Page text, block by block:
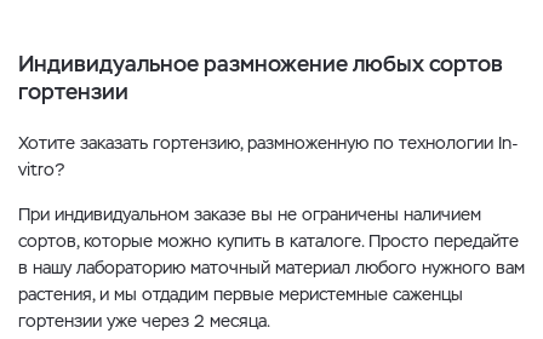
Индивидуальное размножение любых сортов
гортензии
Хотите заказать гортензию, размноженную по технологии In-
vitro?
При индивидуальном заказе вы не ограничены наличием
сортов, которые можно купить в каталоге. Просто передайте
в нашу лабораторию маточный материал любого нужного вам
растения, и мы отдадим первые меристемные саженцы
гортензии уже через 2 месяца.